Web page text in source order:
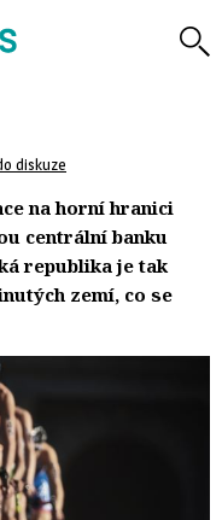
diskuze
na horní hranici
centrální banku
republika je tak
zemí, co se